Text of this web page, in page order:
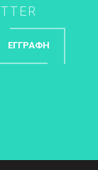
ΕΓΓΡΑΦΉ